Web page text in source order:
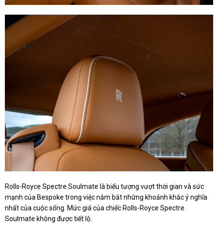
Rolls-Royce Spectre Soulmate là biểu tượng vượt thời gian và sức
mạnh của Bespoke trong việc nắm bắt những khoảnh khắc ý nghĩa
nhất của cuộc sống. Mức giá của chiếc Rolls-Royce Spectre
Soulmate không được tiết lộ.